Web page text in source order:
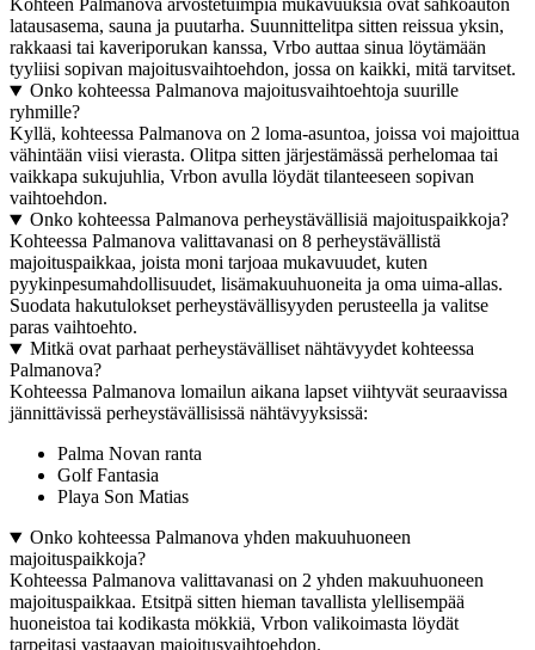
Kohteen Palmanova arvostetuimpia mukavuuksia ovat sähköauton
latausasema, sauna ja puutarha. Suunnittelitpa sitten reissua yksin,
rakkaasi tai kaveriporukan kanssa, Vrbo auttaa sinua löytämään
tyyliisi sopivan majoitusvaihtoehdon, jossa on kaikki, mitä tarvitset.
Onko kohteessa Palmanova majoitusvaihtoehtoja suurille
ryhmille?
Kyllä, kohteessa Palmanova on 2 loma-asuntoa, joissa voi majoittua
vähintään viisi vierasta. Olitpa sitten järjestämässä perhelomaa tai
vaikkapa sukujuhlia, Vrbon avulla löydät tilanteeseen sopivan
vaihtoehdon.
Onko kohteessa Palmanova perheystävällisiä majoituspaikkoja?
Kohteessa Palmanova valittavanasi on 8 perheystävällistä
majoituspaikkaa, joista moni tarjoaa mukavuudet, kuten
pyykinpesumahdollisuudet, lisämakuuhuoneita ja oma uima-allas.
Suodata hakutulokset perheystävällisyyden perusteella ja valitse
paras vaihtoehto.
Mitkä ovat parhaat perheystävälliset nähtävyydet kohteessa
Palmanova?
Kohteessa Palmanova lomailun aikana lapset viihtyvät seuraavissa
jännittävissä perheystävällisissä nähtävyyksissä:
Palma Novan ranta
Golf Fantasia
Playa Son Matias
Onko kohteessa Palmanova yhden makuuhuoneen
majoituspaikkoja?
Kohteessa Palmanova valittavanasi on 2 yhden makuuhuoneen
majoituspaikkaa. Etsitpä sitten hieman tavallista ylellisempää
huoneistoa tai kodikasta mökkiä, Vrbon valikoimasta löydät
tarpeitasi vastaavan majoitusvaihtoehdon.